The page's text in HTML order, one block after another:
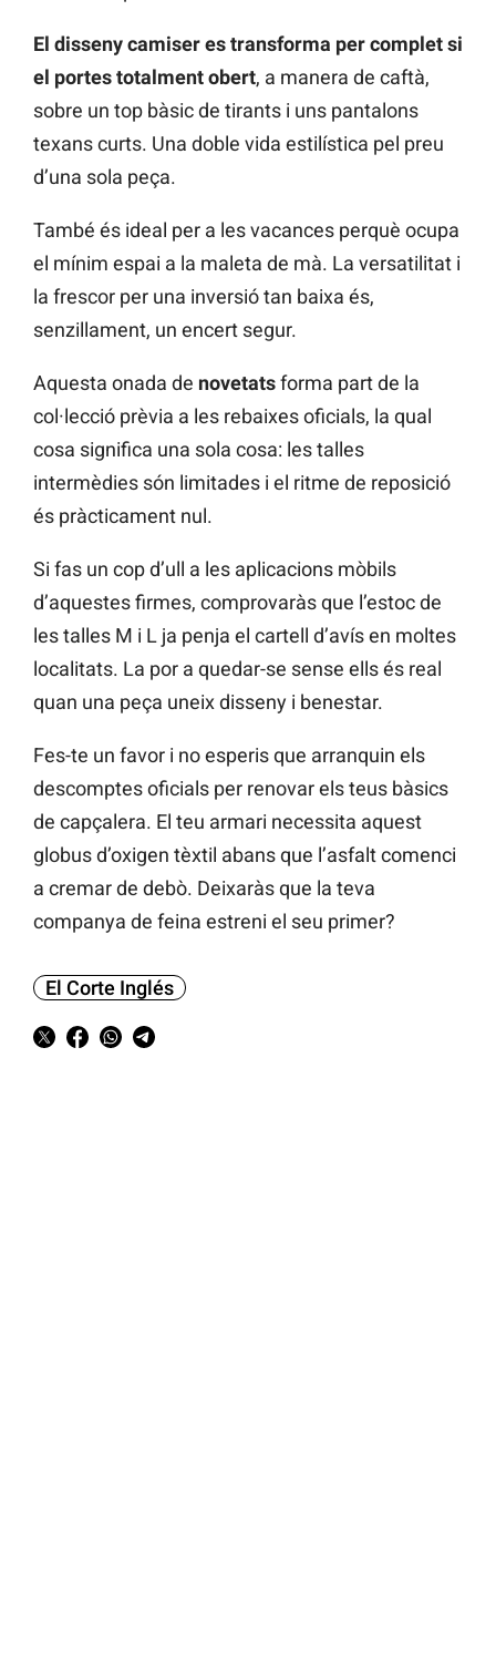
El disseny camiser es transforma per complet si
el portes totalment obert, a manera de caftà,
sobre un top bàsic de tirants i uns pantalons
texans curts. Una doble vida estilística pel preu
d’una sola peça.
També és ideal per a les vacances perquè ocupa
el mínim espai a la maleta de mà. La versatilitat i
la frescor per una inversió tan baixa és,
senzillament, un encert segur.
Aquesta onada de novetatsforma part de la
col·lecció prèvia a les rebaixes oficials, la qual
cosa significa una sola cosa: les talles
intermèdies són limitades i el ritme de reposició
és pràcticament nul.
Si fas un cop d’ull a les aplicacions mòbils
d’aquestes firmes, comprovaràs que l’estoc de
les talles M i L ja penja el cartell d’avís en moltes
localitats. La por a quedar-se sense ells és real
quan una peça uneix disseny i benestar.
Fes-te un favor i no esperis que arranquin els
descomptes oficials per renovar els teus bàsics
de capçalera. El teu armari necessita aquest
globus d’oxigen tèxtil abans que l’asfalt comenci
a cremar de debò. Deixaràs que la teva
companya de feina estreni el seu primer?
El Corte Inglés